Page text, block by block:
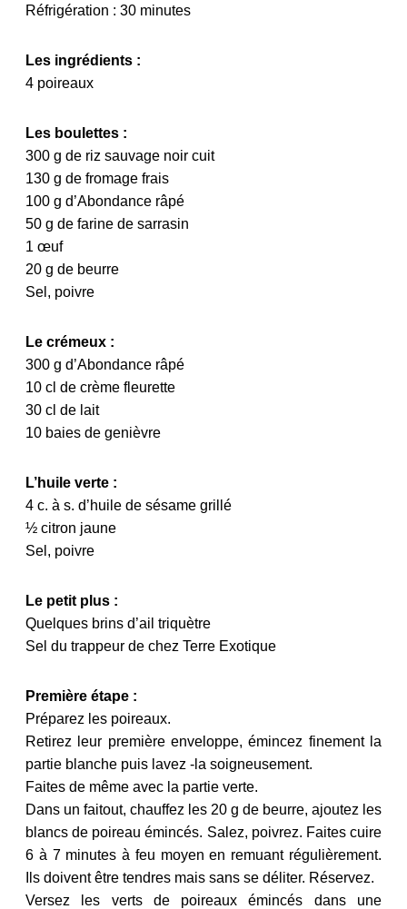
Réfrigération : 30 minutes
Les ingrédients :
4 poireaux
Les boulettes :
300 g de riz sauvage noir cuit
130 g de fromage frais
100 g d’Abondance râpé
50 g de farine de sarrasin
1 œuf
20 g de beurre
Sel, poivre
Le crémeux :
300 g d’Abondance râpé
10 cl de crème fleurette
30 cl de lait
10 baies de genièvre
L’huile verte :
4 c. à s. d’huile de sésame grillé
½ citron jaune
Sel, poivre
Le petit plus :
Quelques brins d’ail triquètre
Sel du trappeur de chez Terre Exotique
Première étape :
Préparez les poireaux.
Retirez leur première enveloppe, émincez finement la
partie blanche puis lavez -la soigneusement.
Faites de même avec la partie verte.
Dans un faitout, chauffez les 20 g de beurre, ajoutez les
blancs de poireau émincés. Salez, poivrez. Faites cuire
6 à 7 minutes à feu moyen en remuant régulièrement.
Ils doivent être tendres mais sans se déliter. Réservez.
Versez les verts de poireaux émincés dans une